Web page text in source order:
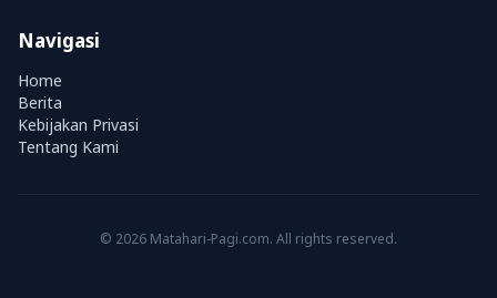
Navigasi
Home
Berita
Kebijakan Privasi
Tentang Kami
© 2026 Matahari-Pagi.com. All rights reserved.